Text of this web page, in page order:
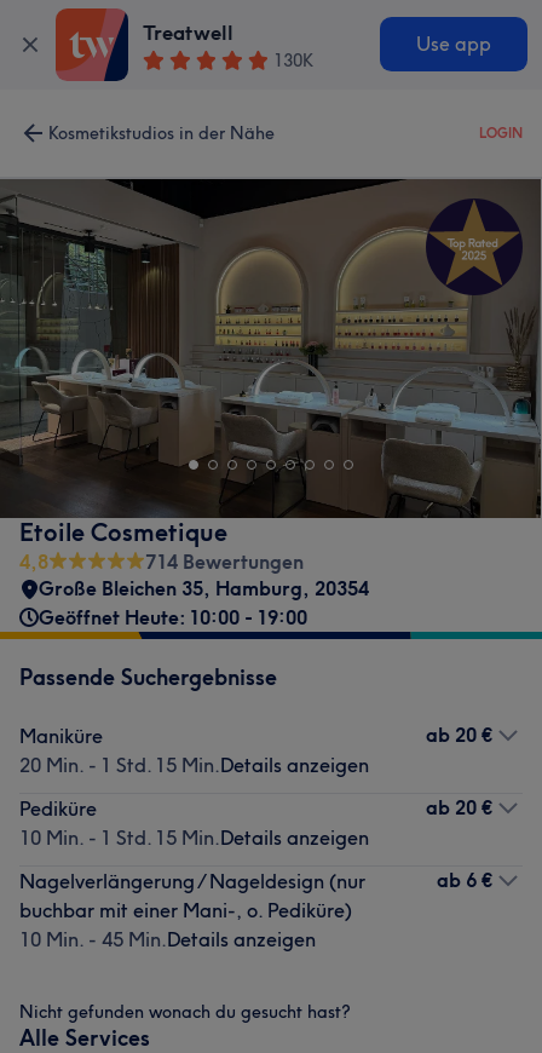
Treatwell
130K
Use app
Kosmetikstudios in der Nähe LOGIN
Etoile Cosmetique
4,8
714 Bewertungen
Große Bleichen 35, Hamburg, 20354
Geöffnet Heute: 10:00 - 19:00
Passende Suchergebnisse
Maniküre
20 Min. - 1 Std. 15 Min.Details anzeigen
ab 20 €
Pediküre
10 Min. - 1 Std. 15 Min.Details anzeigen
ab 20 €
Nagelverlängerung / Nageldesign (nur
buchbar mit einer Mani-, o. Pediküre)
10 Min. - 45 Min.Details anzeigen
ab 6 €
Nicht gefunden wonach du gesucht hast?
Alle Services